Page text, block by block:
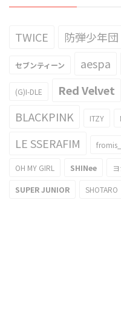
TWICE 防弾少年団
セブンティーン aespa
(G)I-DLE Red Velvet
BLACKPINK ITZY
LE SSERAFIM
OH MY GIRL SHINee
SUPER JUNIOR SHOTARO